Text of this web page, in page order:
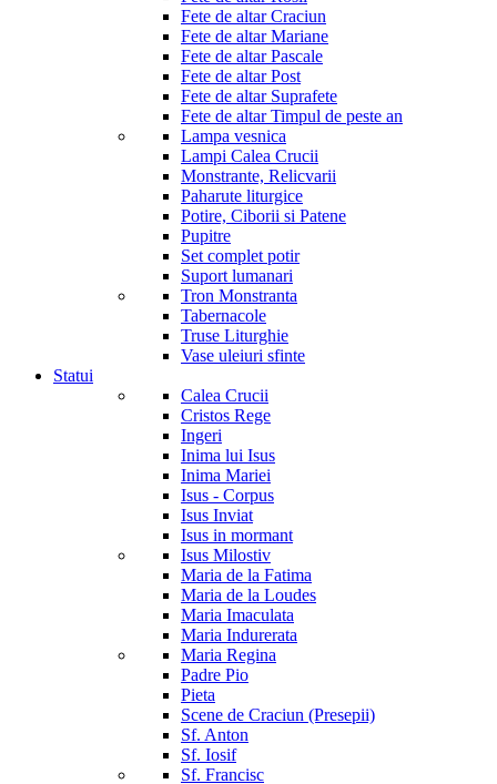
Fete de altar Craciun
Fete de altar Mariane
Fete de altar Pascale
Fete de altar Post
Fete de altar Suprafete
Fete de altar Timpul de peste an
Lampa vesnica
Lampi Calea Crucii
Monstrante, Relicvarii
Paharute liturgice
Potire, Ciborii si Patene
Pupitre
Set complet potir
Suport lumanari
Tron Monstranta
Tabernacole
Truse Liturghie
Vase uleiuri sfinte
Statui
Calea Crucii
Cristos Rege
Ingeri
Inima lui Isus
Inima Mariei
Isus - Corpus
Isus Inviat
Isus in mormant
Isus Milostiv
Maria de la Fatima
Maria de la Loudes
Maria Imaculata
Maria Indurerata
Maria Regina
Padre Pio
Pieta
Scene de Craciun (Presepii)
Sf. Anton
Sf. Iosif
Sf. Francisc